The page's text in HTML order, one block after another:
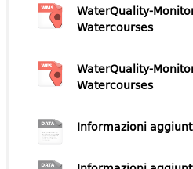
WaterQuality-
Watercourses
WaterQuality-
Watercourses
Informazioni